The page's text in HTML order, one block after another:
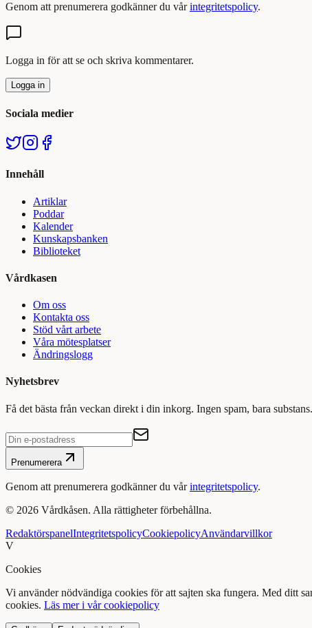
Genom att prenumerera godkänner du vår integritetspolicy.
Logga in för att se och skriva kommentarer.
Logga in
Sociala medier
Innehåll
Artiklar
Poddar
Kalender
Kunskapsbanken
Biblioteket
Vårdkasen
Om oss
Kontakta oss
Stöd vårt arbete
Våra mötesplatser
Ändringslogg
Nyhetsbrev
Få det bästa från veckan direkt i din inkorg. Ingen spam, bara substans.
Prenumerera
Genom att prenumerera godkänner du vår integritetspolicy.
© 2026 Vårdkåsen. Alla rättigheter förbehållna.
RedaktörspanelIntegritetspolicyCookiepolicyAnvändarvillkor
V
Cookies
Vi använder nödvändiga cookies för att sajten ska fungera. Med ditt
cookies. Läs mer i vår cookiepolicy